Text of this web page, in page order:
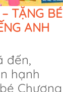
TẶNG BÉ
ANH
đến,
hạnh
Chương